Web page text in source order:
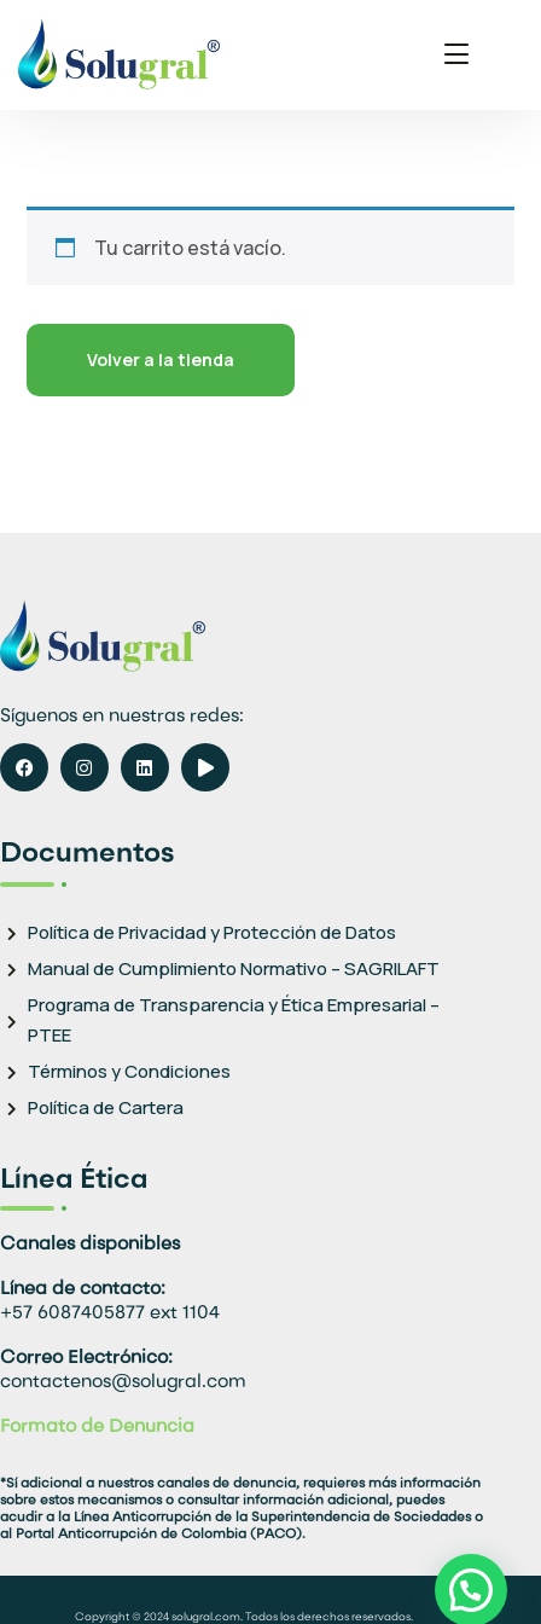
Tu carrito está vacío.
Volver a la tienda
Síguenos en nuestras redes:
Documentos
Política de Privacidad y Protección de Datos
Manual de Cumplimiento Normativo – SAGRILAFT
Programa de Transparencia y Ética Empresarial –
PTEE
Términos y Condiciones
Política de Cartera
Línea Ética
Canales disponibles
Línea de contacto:
+57 6087405877 ext 1104
Correo Electrónico:
contactenos@solugral.com
Formato de Denuncia
*Sí adicional a nuestros canales de denuncia, requieres más información
sobre estos mecanismos o consultar información adicional, puedes
acudir a la Línea Anticorrupción de la Superintendencia de Sociedades o
al Portal Anticorrupción de Colombia (PACO).
Copyright © 2024 solugral.com. Todos los derechos reservados.